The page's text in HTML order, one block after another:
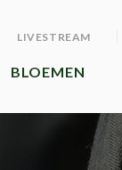
LIVESTREAM
BLOEMEN